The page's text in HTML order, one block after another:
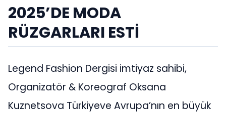
2025’DE MODA
RÜZGARLARI ESTİ
Legend Fashion Dergisi imtiyaz sahibi,
Organizatör & Koreograf Oksana
Kuznetsova Türkiyeve Avrupa’nın en büyük